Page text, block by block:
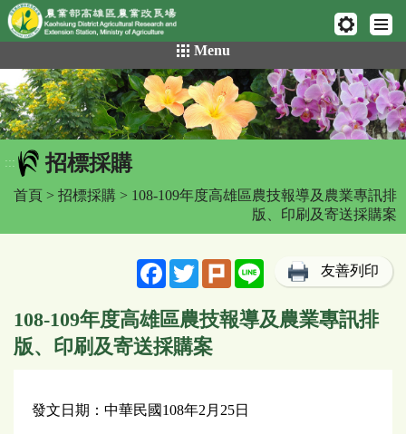
網頁置頂
到
主
要
內
容
區
Menu
::: 招標採購
首頁 > 招標採購 > 108-109年度高雄區農技報導及農業專訊排
版、印刷及寄送採購案
FacebookTwitterPlurk Line 友善列印
108-109年度高雄區農技報導及農業專訊排
版、印刷及寄送採購案
發文日期：中華民國108年2月25日